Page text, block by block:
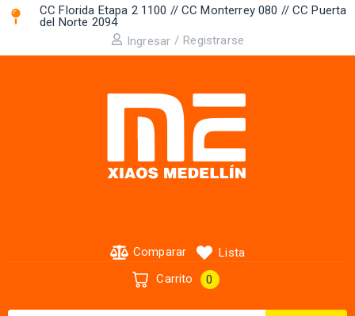
CC Florida Etapa 2 1100 // CC Monterrey 080 // CC Puerta
del Norte 2094 ​
Ingresar / Registrarse
Comparar
Lista
Carrito
0